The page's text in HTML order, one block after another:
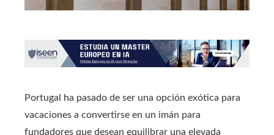
Portugal ha pasado de ser una opción exótica para
vacaciones a convertirse en un imán para
fundadores que desean equilibrar una elevada